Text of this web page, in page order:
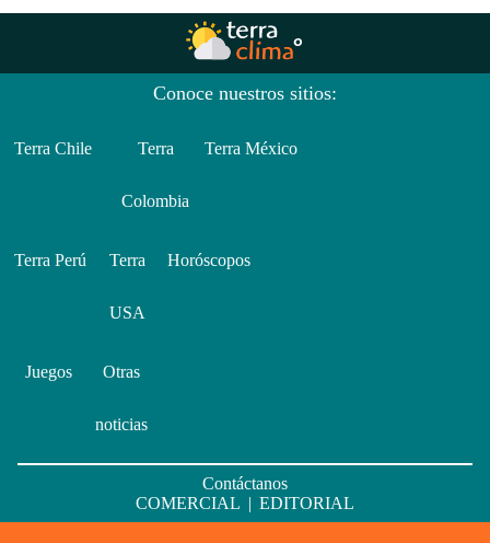
Conoce nuestros sitios:
Terra Chile Terra
Colombia
Terra México
Terra Perú Terra
USA
Horóscopos
Juegos Otras
noticias
Contáctanos
COMERCIAL | EDITORIAL